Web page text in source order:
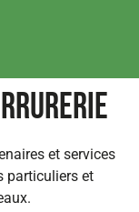
et services
particuliers et